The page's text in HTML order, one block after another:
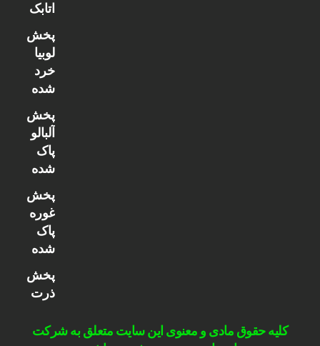
اتابک
پخش
لوبیا
خرد
شده
پخش
آلبالو
پاک
شده
پخش
غوره
پاک
شده
پخش
ذرت
کلیه حقوق مادی و معنوی این سایت متعلق به شرکت